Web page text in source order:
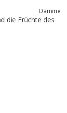
Damme
die Früchte des